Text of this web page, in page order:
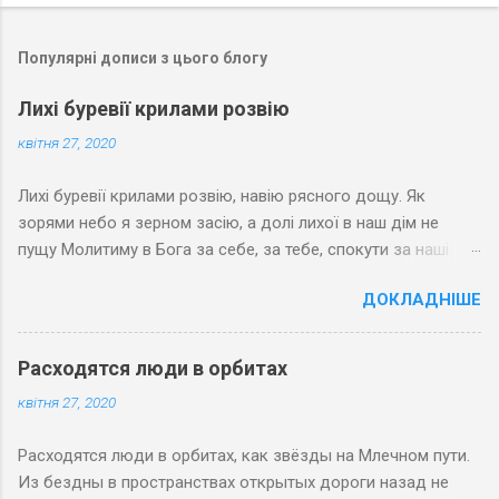
Популярні дописи з цього блогу
Лихі буревії крилами розвію
квітня 27, 2020
Лихі буревії крилами розвію, навію рясного дощу. Як
зорями небо я зерном засію, а долі лихої в наш дім не
пущу Молитиму в Бога за себе, за тебе, спокути за наші
ДОКЛАДНІШЕ
Расходятся люди в орбитах
квітня 27, 2020
Расходятся люди в орбитах, как звёзды на Млечном пути.
Из бездны в пространствах открытых дороги назад не